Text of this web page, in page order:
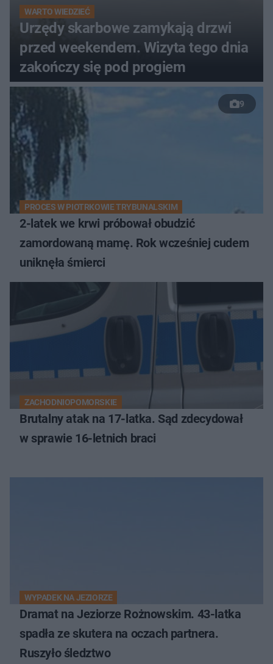
WARTO WIEDZIEĆ
Urzędy skarbowe zamykają drzwi
przed weekendem. Wizyta tego dnia
zakończy się pod progiem
9
PROCES W PIOTRKOWIE TRYBUNALSKIM
2-latek we krwi próbował obudzić
zamordowaną mamę. Rok wcześniej cudem
uniknęła śmierci
ZACHODNIOPOMORSKIE
Brutalny atak na 17-latka. Sąd zdecydował
w sprawie 16-letnich braci
WYPADEK NA JEZIORZE
Dramat na Jeziorze Rożnowskim. 43-latka
spadła ze skutera na oczach partnera.
Ruszyło śledztwo